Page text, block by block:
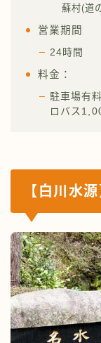
蘇村(道
営業期間
24時間
料金：
駐車場有
ロバス
【白川水